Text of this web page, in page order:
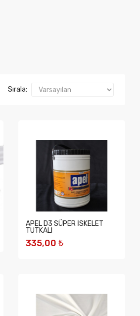
Sırala:
APEL D3 SÜPER İSKELET
TUTKALI
335,00 ₺